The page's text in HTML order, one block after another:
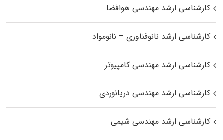
کارشناسی ارشد مهندسی هوافضا
کارشناسی ارشد نانوفناوری – نانومواد
کارشناسی ارشد مهندسی کامپیوتر
کارشناسی ارشد مهندسی دریانوردی
کارشناسی ارشد مهندسی شیمی